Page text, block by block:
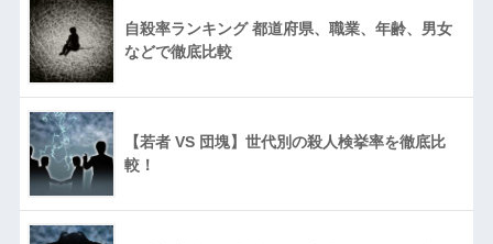
自殺率ランキング 都道府県、職業、年齢、男女
などで徹底比較
【若者 VS 団塊】世代別の殺人検挙率を徹底比
較！